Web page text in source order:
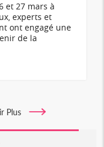
et 27 mars à
experts et
ont engagé une
de la
Plus